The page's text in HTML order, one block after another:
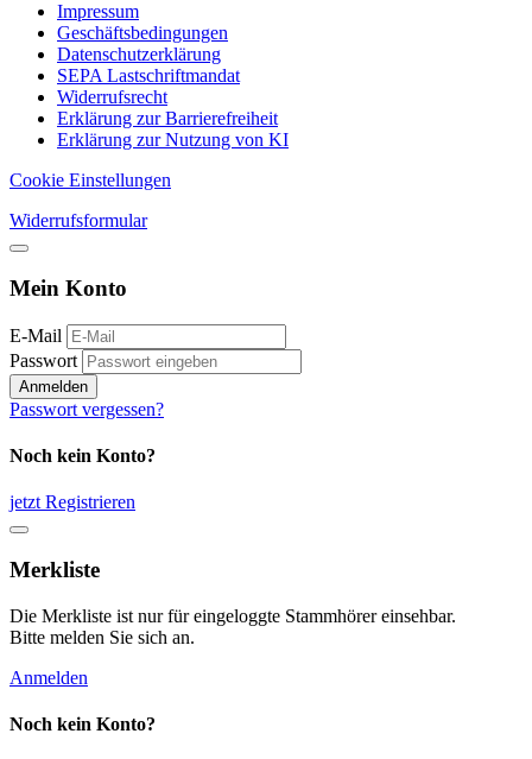
Impressum
Geschäftsbedingungen
Datenschutzerklärung
SEPA Lastschriftmandat
Widerrufsrecht
Erklärung zur Barrierefreiheit
Erklärung zur Nutzung von KI
Cookie Einstellungen
Widerrufsformular
Mein Konto
E-Mail
Passwort
Anmelden
Passwort vergessen?
Noch kein Konto?
jetzt Registrieren
Merkliste
Die Merkliste ist nur für eingeloggte Stammhörer einsehbar.
Bitte melden Sie sich an.
Anmelden
Noch kein Konto?